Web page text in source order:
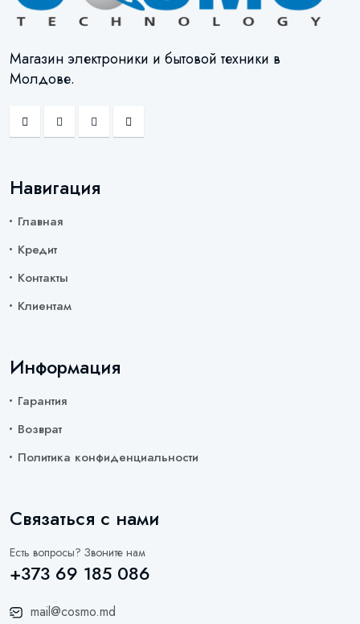
Магазин электроники и бытовой техники в
Молдове.
Навигация
Главная
Кредит
Контакты
Клиентам
Информация
Гарантия
Возврат
Политика конфиденциальности
Связаться с нами
Есть вопросы? Звоните нам
+373 69 185 086
mail@cosmo.md